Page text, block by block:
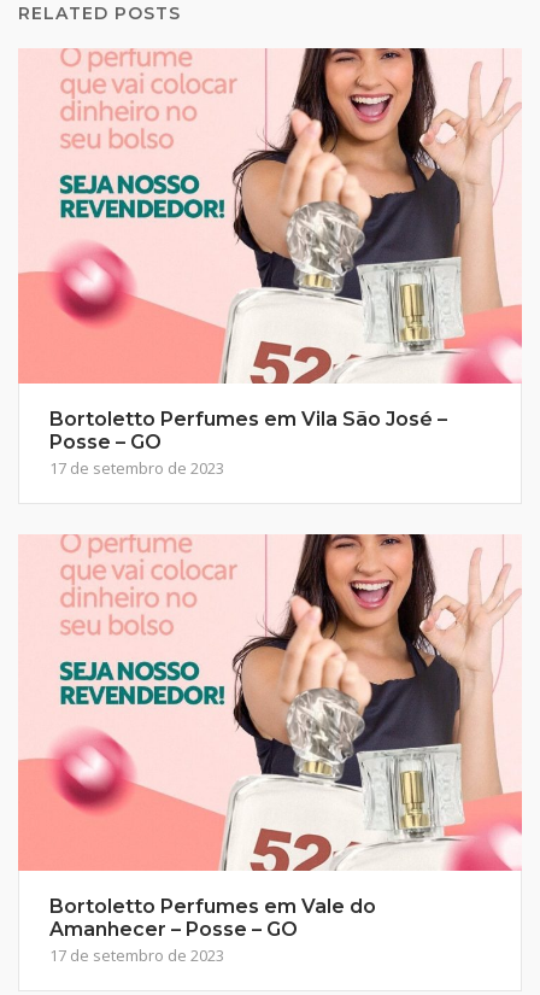
RELATED POSTS
Bortoletto Perfumes em Vila São José –
Posse – GO
17 de setembro de 2023
Bortoletto Perfumes em Vale do
Amanhecer – Posse – GO
17 de setembro de 2023